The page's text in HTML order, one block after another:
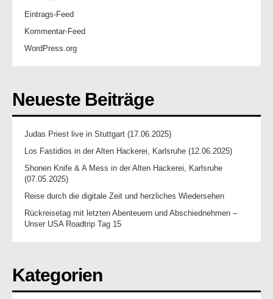
Eintrags-Feed
Kommentar-Feed
WordPress.org
Neueste Beiträge
Judas Priest live in Stuttgart (17.06.2025)
Los Fastidios in der Alten Hackerei, Karlsruhe (12.06.2025)
Shonen Knife & A Mess in der Alten Hackerei, Karlsruhe
(07.05.2025)
Reise durch die digitale Zeit und herzliches Wiedersehen
Rückreisetag mit letzten Abenteuern und Abschiednehmen –
Unser USA Roadtrip Tag 15
Kategorien